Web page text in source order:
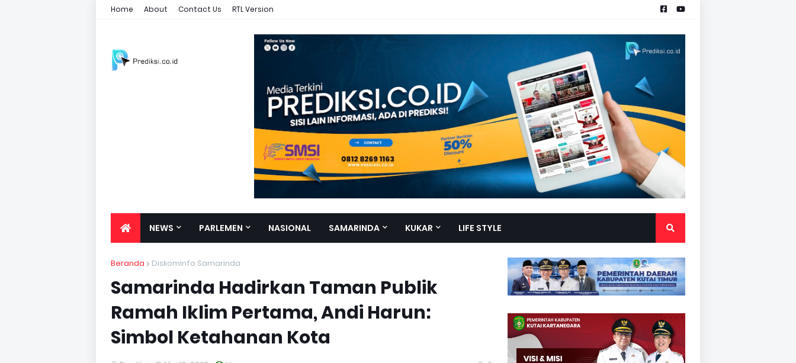
Home About Contact Us RTL Version
NEWS PARLEMEN NASIONAL SAMARINDA KUKAR LIFE STYLE
Beranda Diskominfo Samarinda
Samarinda Hadirkan Taman Publik
Ramah Iklim Pertama, Andi Harun:
Simbol Ketahanan Kota